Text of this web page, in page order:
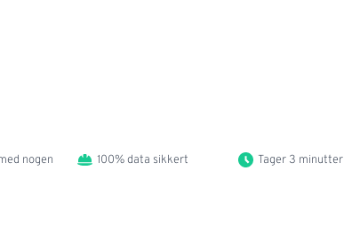
nogen 100% data sikkert Tager 3 minutter